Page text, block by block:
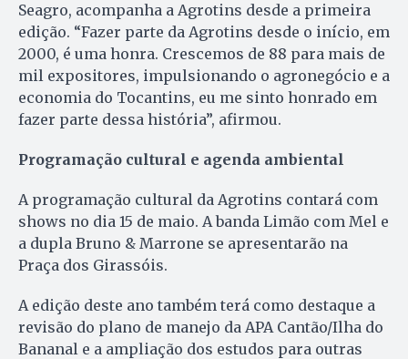
Seagro, acompanha a Agrotins desde a primeira
edição. “Fazer parte da Agrotins desde o início, em
2000, é uma honra. Crescemos de 88 para mais de
mil expositores, impulsionando o agronegócio e a
economia do Tocantins, eu me sinto honrado em
fazer parte dessa história”, afirmou.
Programação cultural e agenda ambiental
A programação cultural da Agrotins contará com
shows no dia 15 de maio. A banda Limão com Mel e
a dupla Bruno & Marrone se apresentarão na
Praça dos Girassóis.
A edição deste ano também terá como destaque a
revisão do plano de manejo da APA Cantão/Ilha do
Bananal e a ampliação dos estudos para outras